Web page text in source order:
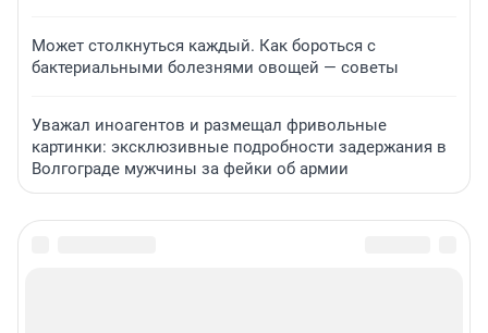
Может столкнуться каждый. Как бороться с
бактериальными болезнями овощей — советы
Уважал иноагентов и размещал фривольные
картинки: эксклюзивные подробности задержания в
Волгограде мужчины за фейки об армии